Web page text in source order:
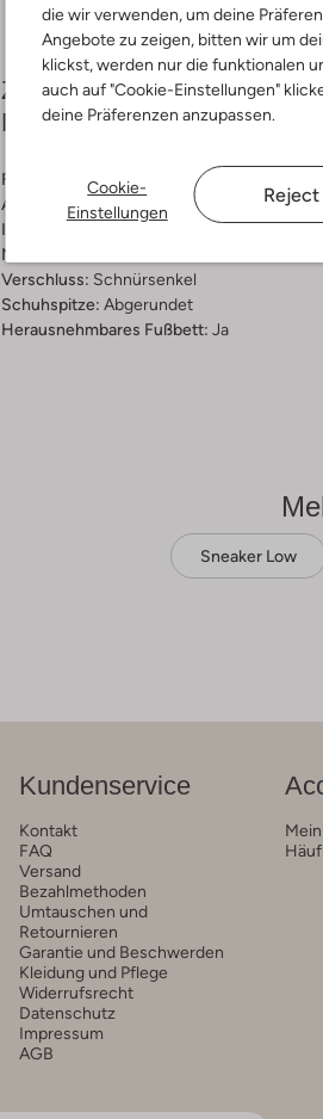
die wir verwenden, um deine
Angebote zu zeigen, bitten wir um
klickst, werden nur die funktionalen
auch auf "Cookie-Einstellungen"
deine Präferenzen anzupassen.
Cookie-
Einstellungen
Reject
Zusammensetzung &
Passform
Farbe :
Außenmaterial:Leder
Innenmaterial:
Material Sohle:
Verschluss: Schnürsenkel
Schuhspitze: Abgerundet
Herausnehmbares Fußbett: Ja
Sneaker Low
Kundenservice
Kontakt
FAQ
Versand
Bezahlmethoden
Umtauschen und
Retournieren
Garantie und Beschwerden
Kleidung und Pflege
Widerrufsrecht
Datenschutz
Impressum
AGB